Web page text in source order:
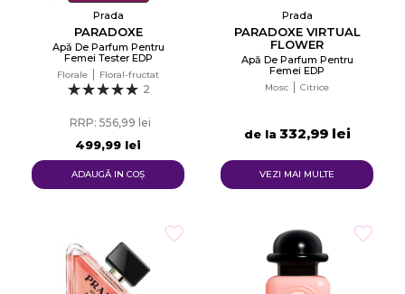
Prada
PARADOXE
Apă De Parfum Pentru
Femei Tester EDP
Florale Floral-fructat
2
RRP: 556,99 lei
499,99 lei
ADAUGĂ IN COŞ
Prada
PARADOXE VIRTUAL
FLOWER
Apă De Parfum Pentru
Femei EDP
Mosc Citrice
de la 332,99 lei
VEZI MAI MULTE